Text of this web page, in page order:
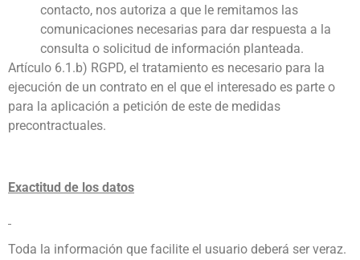
contacto, nos autoriza a que le remitamos las
comunicaciones necesarias para dar respuesta a la
consulta o solicitud de información planteada.
Artículo 6.1.b) RGPD, el tratamiento es necesario para la
ejecución de un contrato en el que el interesado es parte o
para la aplicación a petición de este de medidas
precontractuales.
Exactitud de los datos
Toda la información que facilite el usuario deberá ser veraz.